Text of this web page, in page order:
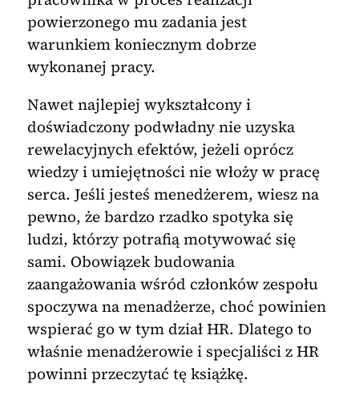
powierzonego mu zadania jest
warunkiem koniecznym dobrze
wykonanej pracy.
Nawet najlepiej wykształcony i
doświadczony podwładny nie uzyska
rewelacyjnych efektów, jeżeli oprócz
wiedzy i umiejętności nie włoży w pracę
serca. Jeśli jesteś menedżerem, wiesz na
pewno, że bardzo rzadko spotyka się
ludzi, którzy potrafią motywować się
sami. Obowiązek budowania
zaangażowania wśród członków zespołu
spoczywa na menadżerze, choć powinien
wspierać go w tym dział HR. Dlatego to
właśnie menadżerowie i specjaliści z HR
powinni przeczytać tę książkę.